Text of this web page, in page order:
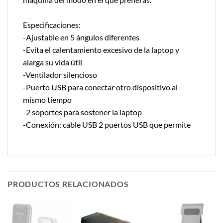
Especificaciones:
-Ajustable en 5 ángulos diferentes
-Evita el calentamiento excesivo de la laptop y
alarga su vida útil
-Ventilador silencioso
-Puerto USB para conectar otro dispositivo al
mismo tiempo
-2 soportes para sostener la laptop
-Conexión: cable USB 2 puertos USB que permite
PRODUCTOS RELACIONADOS